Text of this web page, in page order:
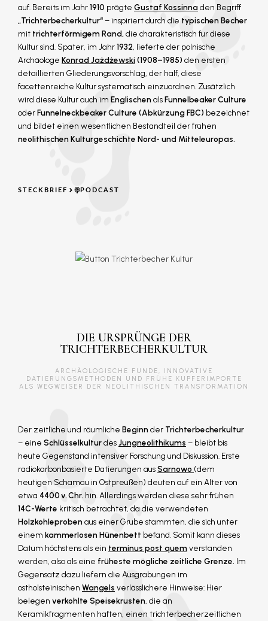
auf. Bereits im Jahr1910 prägte Gustaf Kossinnaden Begriff
„Trichterbecherkultur“– inspiriert durch die typischen Becher
mit trichterförmigem Rand, die charakteristisch für diese
Kultur sind. Später, im Jahr1932, lieferte der polnische
Archäologe Konrad Jażdżewski(1908–1985) den ersten
detaillierten Gliederungsvorschlag, der half, diese
facettenreiche Kultur systematisch einzuordnen. Zusätzlich
wird diese Kultur auch im EnglischenalsFunnelbeaker Culture
oderFunnelneckbeaker Culture (Abkürzung FBC) bezeichnet
und bildet einen wesentlichen Bestandteil der frühen
neolithischen Kulturgeschichte Nord- und Mitteleuropas.
STECKBRIEF PODCAST
DIE URSPRÜNGE DER
TRICHTERBECHERKULTUR
ARCHÄOLOGISCHE FUNDE, INNOVATIVE
DATIERUNGSMETHODEN UND FRÜHE KUPFERIMPORTE
ALS WEGWEISER DER NEOLITHISCHEN TRANSFORMATION
Der zeitliche und räumliche Beginnder Trichterbecherkultur
– eine Schlüsselkulturdes Jungneolithikums – bleibt bis
heute Gegenstand intensiver Forschung und Diskussion. Erste
radiokarbonbasierte Datierungen ausSarnowo (dem
heutigen Schamau in Ostpreußen) deuten auf ein Alter von
etwa 4400 v. Chr. hin. Allerdings werden diese sehr frühen
14C-Werte kritisch betrachtet, da die verwendeten
Holzkohleprobenaus einer Grube stammten, die sich unter
einem kammerlosen Hünenbett befand. Somit kann dieses
Datum höchstens als ein terminus post quemverstanden
werden, also als eine früheste mögliche zeitliche Grenze. Im
Gegensatz dazu liefern die Ausgrabungen im
ostholsteinischen Wangels verlässlichere Hinweise: Hier
belegen verkohlte Speisekrusten, die an
Keramikfragmenten haften, einen trichterbecherzeitlichen